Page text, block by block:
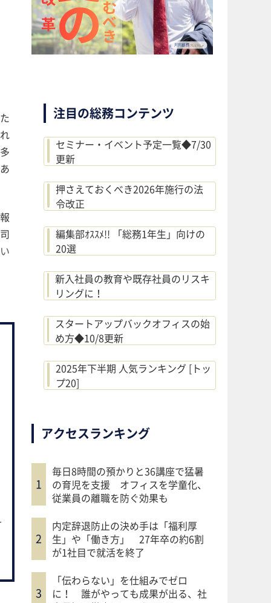
注目の総務コンテンツ
セミナー・イベント予定一覧◆7/30
更新
押さえておくべき2026年施行の法
令改正
編集部ｵｽｽﾒ!! 「総務1年生」向けの
20選
新入社員の教育や既存社員のリスキ
リングに！
スタートアップバックオフィスの始
め方◆10/8更新
2025年下半期 人気ランキング [トッ
プ20]
アクセスランキング
毎日8時間の預かりと36講座で猛暑
の育児を支援 オフィスを学童化、
従業員の離職を防ぐ効果も
内定辞退防止の決め手は「福利厚
生」や「働き方」 27年卒の約6割
が1社目で就活を終了
「伝わらない」を仕組みでゼロ
に！ 誰がやっても成果が出る、社